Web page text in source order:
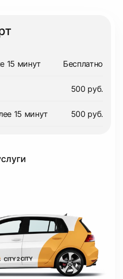
15 минут Бесплатно
500 руб.
15 минут 500 руб.